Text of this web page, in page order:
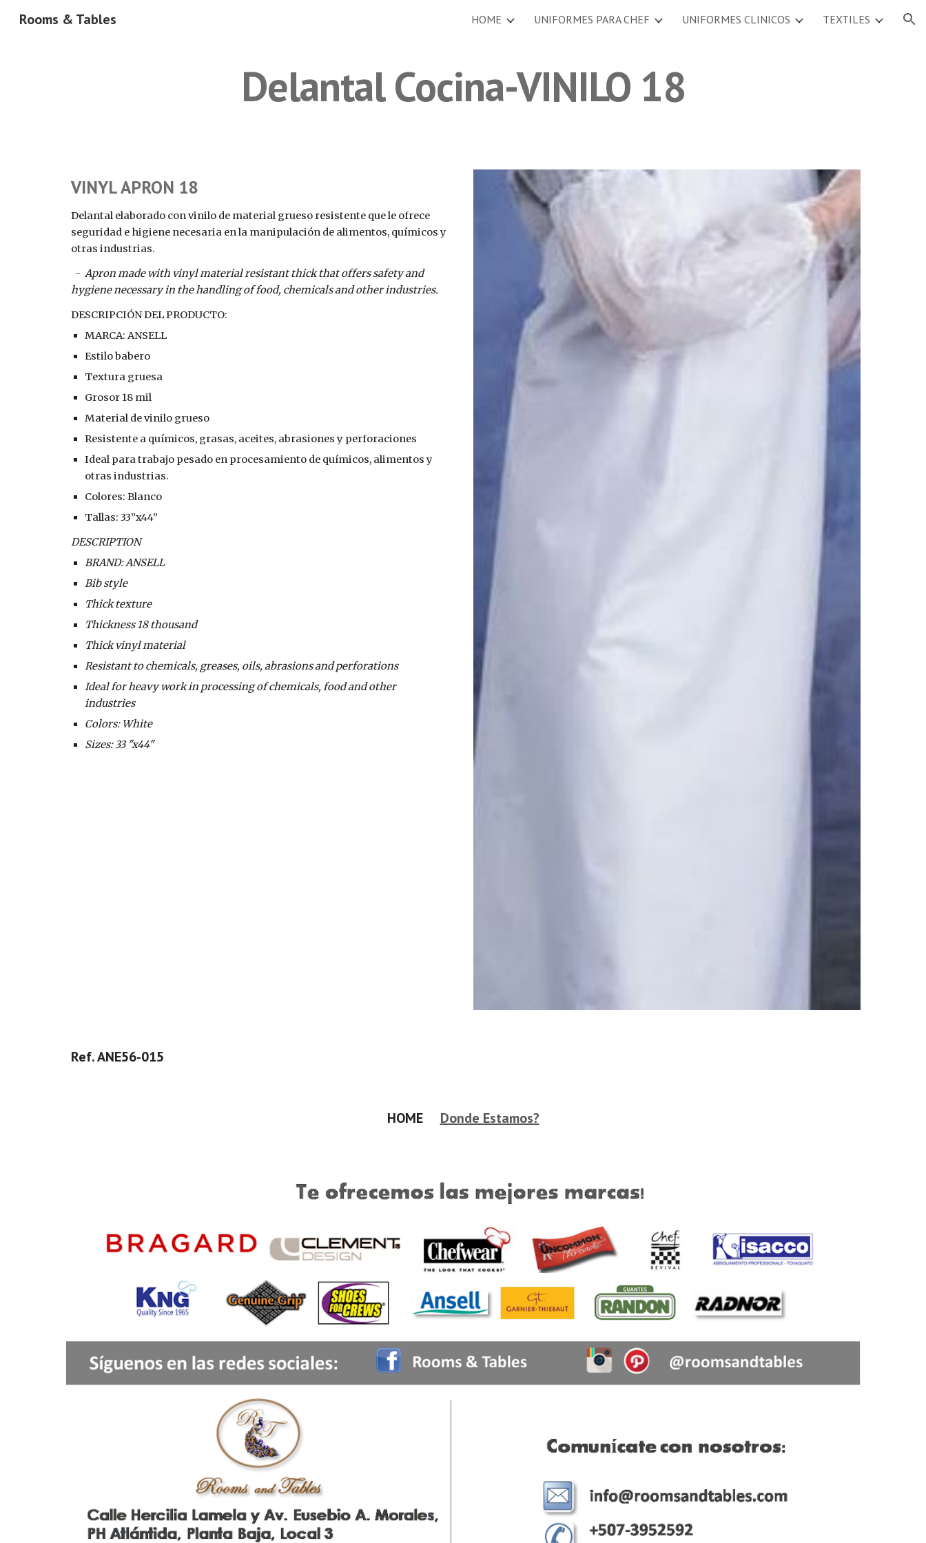
Skip to navigation
Rooms & Tables HOME UNIFORMES PARA CHEF UNIFORMES CLINICOS TEXTILES
Delantal Cocina-VINILO 18
VINYL APRON 18
Delantal elaborado con vinilo de material grueso resistente que le ofrece
seguridad e higiene necesaria en la manipulación de alimentos, químicos y
otras industrias.
  -
Apron made with vinyl material resistant thick that offers safety and
hygiene necessary in the handling of food, chemicals and other industries.
DESCRIPCIÓN DEL PRODUCTO:
MARCA: ANSELL
Estilo babero
Textura gruesa
Grosor 18 mil
Material de vinilo grueso
Resistente a químicos, grasas, aceites, abrasiones y perforaciones
Ideal para trabajo pesado en procesamiento de químicos, alimentos y
otras industrias.
Colores: Blanco
Tallas: 33”x44”
DESCRIPTION
BRAND: ANSELL
Bib style
Thick texture
Thickness 18 thousand
Thick vinyl material
Resistant to chemicals, greases, oils, abrasions and perforations
Ideal for heavy work in processing of chemicals, food and other
industries
Colors: White
Sizes: 33 "x44"
Ref. ANE56-015
HOME Donde Estamos?